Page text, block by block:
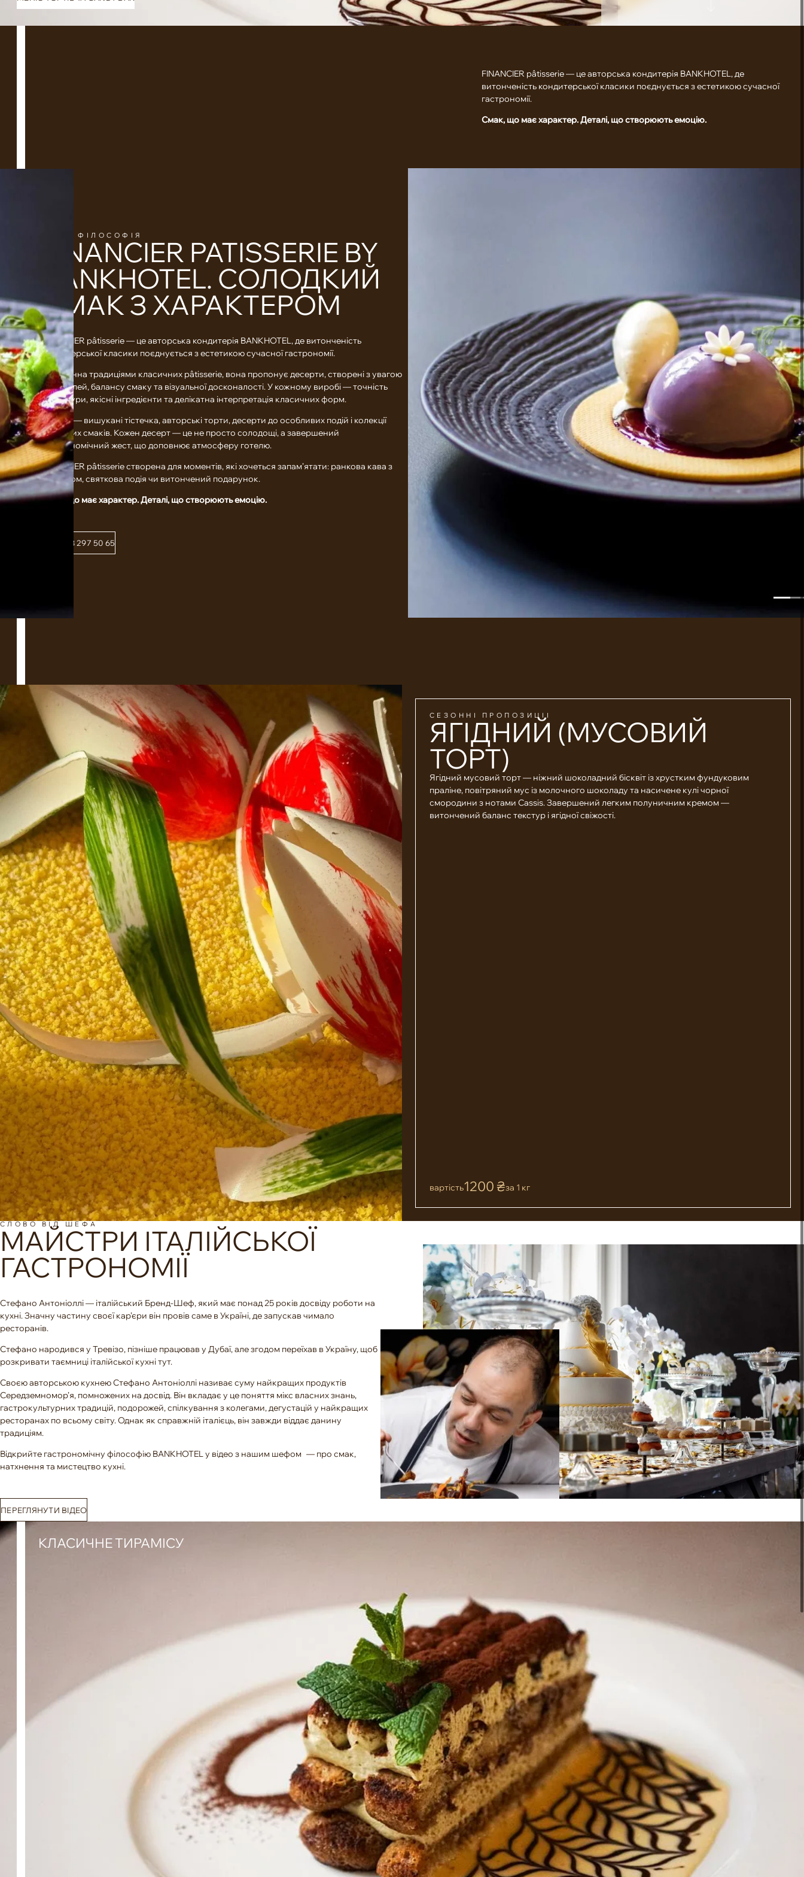
FINANCIER pâtisserie — це авторська кондитерія BANKHOTEL, де
витонченість кондитерської класики поєднується з естетикою сучасної
гастрономії.
Смак, що має характер. Деталі, що створюють емоцію.
НАША ФІЛОСОФІЯ
FINANCIER PATISSERIE BY
BANKHOTEL. CОЛОДКИЙ
СМАК З ХАРАКТЕРОМ
FINANCIER pâtisserie — це авторська кондитерія BANKHOTEL, де витонченість
кондитерської класики поєднується з естетикою сучасної гастрономії.
Натхненна традиціями класичних pâtisserie, вона пропонує десерти, створені з увагою
до деталей, балансу смаку та візуальної досконалості. У кожному виробі — точність
рецептури, якісні інгредієнти та делікатна інтерпретація класичних форм.
У меню — вишукані тістечка, авторські торти, десерти до особливих подій і колекції
сезонних смаків. Кожен десерт — це не просто солодощі, а завершений
гастрономічний жест, що доповнює атмосферу готелю.
FINANCIER pâtisserie створена для моментів, які хочеться запам’ятати: ранкова кава з
десертом, святкова подія чи витончений подарунок.
Смак, що має характер. Деталі, що створюють емоцію.
+38 068 297 50 65
СЕЗОННІ ПРОПОЗИЦІЇ
ЯГІДНИЙ (МУСОВИЙ
ТОРТ)
Ягідний мусовий торт — ніжний шоколадний бісквіт із хрустким фундуковим
праліне, повітряний мус із молочного шоколаду та насичене кулі чорної
смородини з нотами Cassis. Завершений легким полуничним кремом —
витончений баланс текстур і ягідної свіжості.
вартість1200 ₴за 1 кг
СЛОВО ВІД ШЕФА
МАЙСТРИ ІТАЛІЙСЬКОЇ
ГАСТРОНОМІЇ
Стефано Антоніоллі — італійський Бренд-Шеф, який має понад 25 років досвіду роботи на
кухні. Значну частину своєї кар’єри він провів саме в Україні, де запускав чимало
ресторанів.
Стефано народився у Тревізо, пізніше працював у Дубаї, але згодом переїхав в Україну, щоб
розкривати таємниці італійської кухні тут.
Своєю авторською кухнею Стефано Антоніоллі називає суму найкращих продуктів
Середземномор’я, помножених на досвід. Він вкладає у це поняття мікс власних знань,
гастрокультурних традицій, подорожей, спілкування з колегами, дегустацій у найкращих
ресторанах по всьому світу. Однак як справжній італієць, він завжди віддає данину
традиціям.
Відкрийте гастрономічну філософію BANKHOTEL у відео з нашим шефом — про смак,
натхнення та мистецтво кухні.
ПЕРЕГЛЯНУТИ ВІДЕО
КЛАСИЧНЕ ТИРАМІСУ